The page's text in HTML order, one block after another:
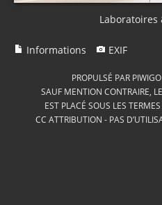
Informations EXIF
PROPULSÉ PAR PIWIGO
SAUF MENTION CONTRAIRE,
EST PLACÉ SOUS LES
CC ATTRIBUTION - PAS